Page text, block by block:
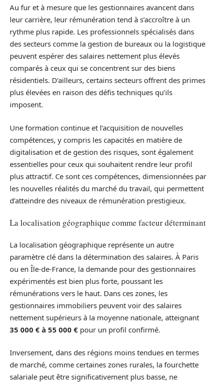
Au fur et à mesure que les gestionnaires avancent dans
leur carrière, leur rémunération tend à s’accroître à un
rythme plus rapide. Les professionnels spécialisés dans
des secteurs comme la gestion de bureaux ou la logistique
peuvent espérer des salaires nettement plus élevés
comparés à ceux qui se concentrent sur des biens
résidentiels. D’ailleurs, certains secteurs offrent des primes
plus élevées en raison des défis techniques qu’ils
imposent.
Une formation continue et l’acquisition de nouvelles
compétences, y compris les capacités en matière de
digitalisation et de gestion des risques, sont également
essentielles pour ceux qui souhaitent rendre leur profil
plus attractif. Ce sont ces compétences, dimensionnées par
les nouvelles réalités du marché du travail, qui permettent
d’atteindre des niveaux de rémunération prestigieux.
La localisation géographique comme facteur déterminant
La localisation géographique représente un autre
paramètre clé dans la détermination des salaires. À Paris
ou en Île-de-France, la demande pour des gestionnaires
expérimentés est bien plus forte, poussant les
rémunérations vers le haut. Dans ces zones, les
gestionnaires immobiliers peuvent voir des salaires
nettement supérieurs à la moyenne nationale, atteignant
35 000 € à 55 000 € pour un profil confirmé.
Inversement, dans des régions moins tendues en termes
de marché, comme certaines zones rurales, la fourchette
salariale peut être significativement plus basse, ne